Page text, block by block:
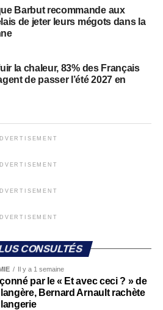
Barbut recommande aux
de jeter leurs mégots dans la
la chaleur, 83% des Français
de passer l’été 2027 en
CONSULTÉS
Il y a 1 semaine
par le « Et avec ceci ? » de
Bernard Arnault rachète